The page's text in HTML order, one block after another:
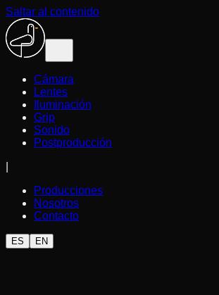
Saltar al contenido
Cámara
Lentes
Iluminación
Grip
Sonido
Postproducción
Producciones
Nosotros
Contacto
ES EN